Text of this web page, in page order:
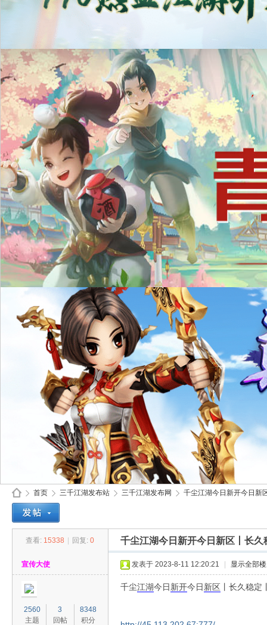
首页
›
三千江湖发布站 三千江湖发布网
›
千尘江湖今日新开今日新
查看: 15338 回复: 0 千尘江湖今日新开今日新区丨长
宣传大使
2560
主题
3
回帖
8348
积分
发表于 2023-8-11 12:20:21 显示全部
千尘江湖今日新开今日新区 丨长久稳